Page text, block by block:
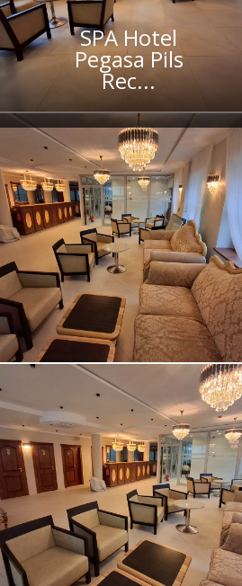
SPA Hotel
Pegasa Pils
Rec...